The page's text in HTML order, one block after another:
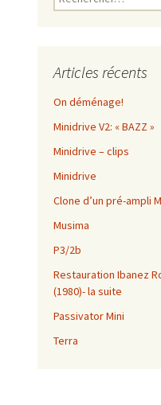
Articles récents
On déménage!
Minidrive V2: « BAZZ »
Minidrive – clips
Minidrive
Clone d’un pré-ampli
Musima
P3/2b
Restauration Ibanez
(1980)- la suite
Passivator Mini
Terra